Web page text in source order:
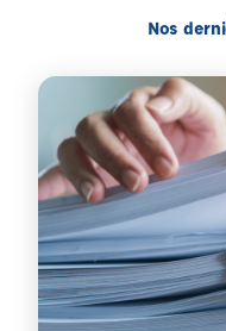
Nos